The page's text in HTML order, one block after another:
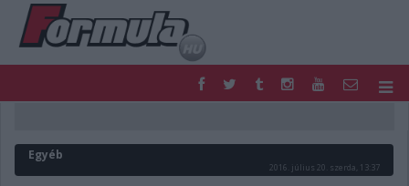
FORMULA
MOTOR
Egyéb
2016. július 20. szerda, 13:37